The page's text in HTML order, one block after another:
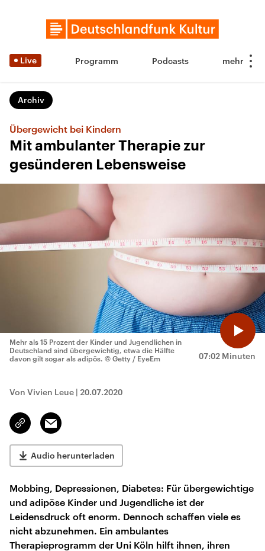
Live Programm Podcasts
Archiv
Übergewicht bei Kindern
Mit ambulanter Therapie zur
gesünderen Lebensweise
07:02 Minuten
Mehr als 15 Prozent der Kinder und Jugendlichen in
Deutschland sind übergewichtig, etwa die Hälfte
davon gilt sogar als adipös. © Getty / EyeEm
Von Vivien Leue | 20.07.2020
Link
kopieren/teilen
Email
Audio herunterladen
Mobbing, Depressionen, Diabetes: Für übergewichtige
und adipöse Kinder und Jugendliche ist der
Leidensdruck oft enorm. Dennoch schaffen viele es
nicht abzunehmen. Ein ambulantes
Therapieprogramm der Uni Köln hilft ihnen, ihren